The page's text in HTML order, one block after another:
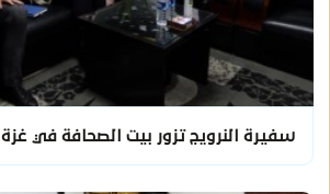
سفيرة النرويج تزور بيت الصحافة في غزة